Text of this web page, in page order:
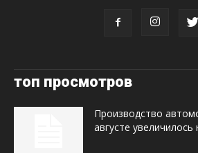
топ просмотров
Производство
августе